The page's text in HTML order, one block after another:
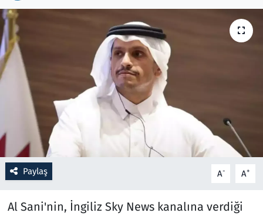
Paylaş A- A+
Al Sani'nin, İngiliz Sky News kanalına verdiği
Resmi İlanlar
Rüya Tabirleri
Sağlık
Savunma Sanayi
Seçim 2023